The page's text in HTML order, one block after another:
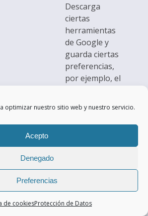
optimizar nuestro sitio web y nuestro servicio.
Acepto
Denegado
Preferencias
de cookiesProtección de Datos
Descarga
ciertas
herramientas
de Google y
guarda ciertas
preferencias,
por ejemplo, el
resultados de
búsqueda por
página o la
filtro
Ajusta los
Búsqueda de
en 2